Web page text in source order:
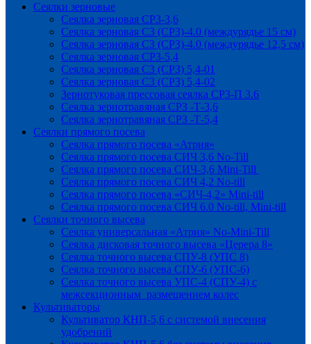
Сеялки зерновые
Сеялка зерновая СРЗ-3,6
Сеялка зерновая СЗ (СРЗ)-4.0 (междурядье 15 см)
Сеялка зерновая СЗ (СРЗ)-4.0 (междурядье 12,5 см)
Сеялка зерновая СРЗ-5,4
Сеялка зерновая СЗ (СРЗ) 5,4-01
Сеялка зерновая СЗ (СРЗ) 5,4-02
Зернотуковая прессовая сеялка СРЗ-П 3.6
Сеялка зернотравяная СРЗ -Т-3,6
Сеялка зернотравяная СРЗ -Т-5,4
Сеялки прямого посева
Сеялка прямого посева «Атрия»
Сеялка прямого посева СИЧ 3,6 No-Till
Сеялка прямого посева СИЧ-3,6 Mini-Till
Сеялка прямого посева СИЧ 4,2 No-till
Сеялка прямого посева «СИЧ-4,2» Mini-till
Сеялка прямого посева СИЧ 6.0 No-till, Mini-till
Сеялки точного высева
Сеялка универсальная «Атрия» No-Mini-Till
Сеялка дисковая точного высева «Церера 8»
Сеялка точного высева СПУ-8 (УПС 8)
Сеялка точного высева СПУ-6 (УПС-6)
Сеялка точного высева УПС-4 (СПУ-4) с
межсекционным размещением колес
Культиваторы
Культиватор КНП-5,6 с системой внесения
удобрений